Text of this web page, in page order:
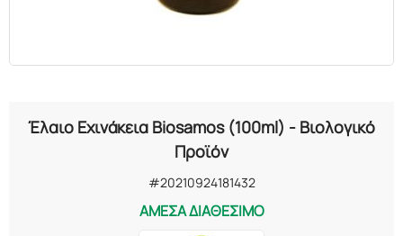
Έλαιο Εχινάκεια Biosamos (100ml) - Βιολογικό
Προϊόν
#20210924181432
ΑΜΕΣΑ ΔΙΑΘΕΣΙΜΟ